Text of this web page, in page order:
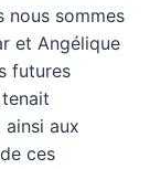
nous sommes
et Angélique
futures
aux
ces